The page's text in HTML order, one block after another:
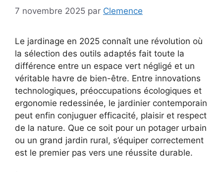
7 novembre 2025 par Clemence
Le jardinage en 2025 connaît une révolution où
la sélection des outils adaptés fait toute la
différence entre un espace vert négligé et un
véritable havre de bien-être. Entre innovations
technologiques, préoccupations écologiques et
ergonomie redessinée, le jardinier contemporain
peut enfin conjuguer efficacité, plaisir et respect
de la nature. Que ce soit pour un potager urbain
ou un grand jardin rural, s’équiper correctement
est le premier pas vers une réussite durable.